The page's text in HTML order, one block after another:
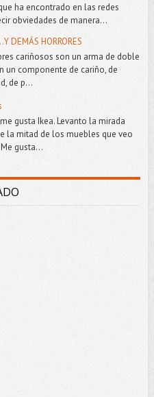
ha encontrado en las redes
obviedades de manera...
DEMÁS HORRORES
cariñosos son un arma de doble
un componente de cariño, de
de p...
gusta Ikea. Levanto la mirada
la mitad de los muebles que veo
gusta...